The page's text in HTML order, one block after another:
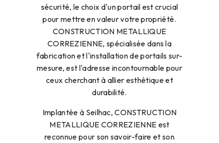
sécurité, le choix d'un portail est crucial
pour mettre en valeur votre propriété.
CONSTRUCTION METALLIQUE
CORREZIENNE, spécialisée dans la
fabrication et l'installation de portails sur-
mesure, est l'adresse incontournable pour
ceux cherchant à allier esthétique et
durabilité.
Implantée à Seilhac, CONSTRUCTION
METALLIQUE CORREZIENNE est
reconnue pour son savoir-faire et son